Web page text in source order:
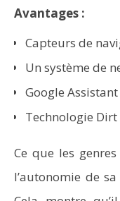
Avantages :
Capteurs de
Un système de
Google
Technologie
Ce que les
l’autonomie de